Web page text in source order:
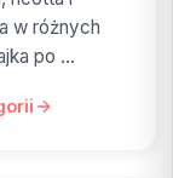
w różnych
po ...